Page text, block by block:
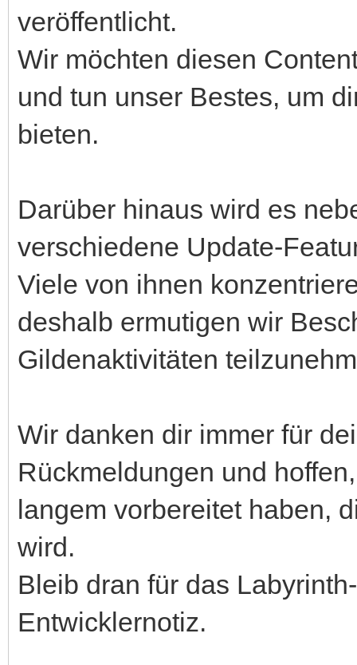
veröffentlicht.
Wir möchten diesen
und tun unser Bestes, um
bieten.
Darüber hinaus wird es
verschiedene Update-
Viele von ihnen
deshalb ermutigen wir
Gildenaktivitäten
Wir danken dir immer für
Rückmeldungen und
langem vorbereitet haben,
wird.
Bleib dran für das
Entwicklernotiz.